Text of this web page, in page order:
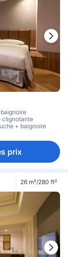
clignotante
+ baignoire
prix
26 m²/280 ft²